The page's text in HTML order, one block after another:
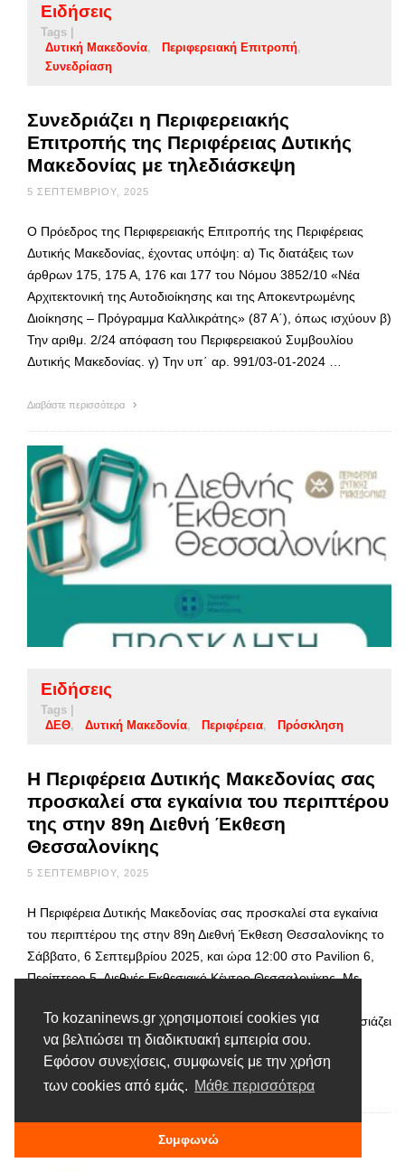
Το kozaninews.gr χρησιμοποιεί cookies για
να βελτιώσει τη διαδικτυακή εμπειρία σου.
Εφόσον συνεχίσεις, συμφωνείς με την χρήση
των cookies από εμάς. Μάθε περισσότερα
Συμφωνώ
Ειδήσεις
Tags |
Δυτική Μακεδονία
Περιφερειακή Επιτροπή
Συνεδρίαση
Συνεδριάζει η Περιφερειακής
Επιτροπής της Περιφέρειας Δυτικής
Μακεδονίας με τηλεδιάσκεψη
5 ΣΕΠΤΕΜΒΡΊΟΥ, 2025
Ο Πρόεδρος της Περιφερειακής Επιτροπής της Περιφέρειας
Δυτικής Μακεδονίας, έχοντας υπόψη: α) Τις διατάξεις των
άρθρων 175, 175 Α, 176 και 177 του Νόμου 3852/10 «Νέα
Αρχιτεκτονική της Αυτοδιοίκησης και της Αποκεντρωμένης
Διοίκησης – Πρόγραμμα Καλλικράτης» (87 Α΄), όπως ισχύουν β)
Την αριθμ. 2/24 απόφαση του Περιφερειακού Συμβουλίου
Δυτικής Μακεδονίας. γ) Την υπ΄ αρ. 991/03-01-2024 …
Διαβάστε περισσότερα
Ειδήσεις
Tags |
ΔΕΘ
Δυτική Μακεδονία Περιφέρεια Πρόσκληση
Η Περιφέρεια Δυτικής Μακεδονίας σας
προσκαλεί στα εγκαίνια του περιπτέρου
της στην 89η Διεθνή Έκθεση
Θεσσαλονίκης
5 ΣΕΠΤΕΜΒΡΊΟΥ, 2025
Η Περιφέρεια Δυτικής Μακεδονίας σας προσκαλεί στα εγκαίνια
του περιπτέρου της στην 89η Διεθνή Έκθεση Θεσσαλονίκης το
Σάββατο, 6 Σεπτεμβρίου 2025, και ώρα 12:00 στο Pavilion 6,
Περίπτερο 5, Διεθνές Εκθεσιακό Κέντρο Θεσσαλονίκης. Με
εξωστρέφεια και τον πολιτισμό, η Δυτική Μακεδονία παρουσιάζει
τις δυνάμεις της και ανοίγει νέους δρόμους …
Διαβάστε περισσότερα